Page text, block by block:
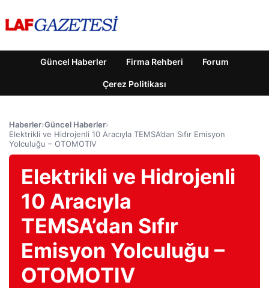
Güncel Haberler Firma Rehberi Forum
Çerez Politikası
Haberler›Güncel Haberler›
Elektrikli ve Hidrojenli 10 Aracıyla TEMSA’dan Sıfır Emisyon
Yolculuğu – OTOMOTIV
Elektrikli ve Hidrojenli
10 Aracıyla
TEMSA’dan Sıfır
Emisyon Yolculuğu –
OTOMOTIV